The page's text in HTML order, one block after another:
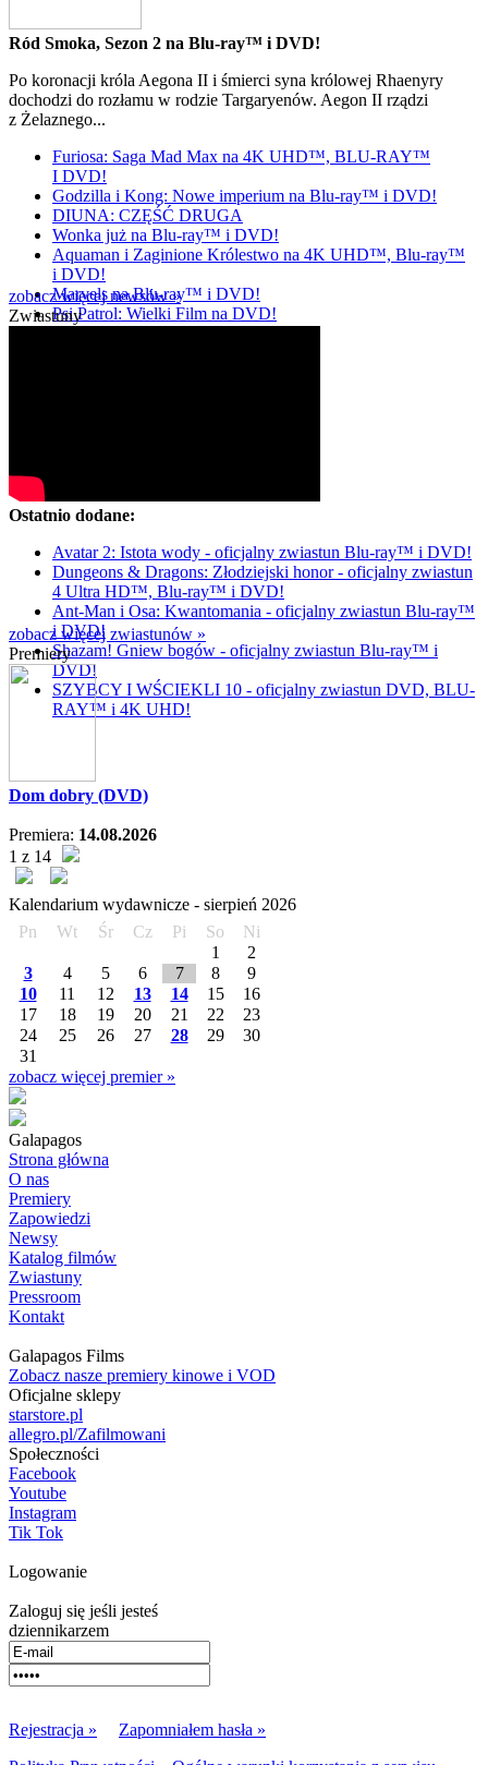
Ród Smoka, Sezon 2 na Blu-ray™ i DVD!
Po koronacji króla Aegona II i śmierci syna królowej Rhaenyry
dochodzi do rozłamu w rodzie Targaryenów. Aegon II rządzi
z Żelaznego...
Furiosa: Saga Mad Max na 4K UHD™, BLU-RAY™
I DVD!
Godzilla i Kong: Nowe imperium na Blu-ray™ i DVD!
DIUNA: CZĘŚĆ DRUGA
Wonka już na Blu-ray™ i DVD!
Aquaman i Zaginione Królestwo na 4K UHD™, Blu-ray™
i DVD!
Marvels na Blu-ray™ i DVD!
Psi Patrol: Wielki Film na DVD!
zobacz więcej newsów »
Zwiastuny
Ostatnio dodane:
Avatar 2: Istota wody - oficjalny zwiastun Blu-ray™ i DVD!
Dungeons & Dragons: Złodziejski honor - oficjalny zwiastun
4 Ultra HD™, Blu-ray™ i DVD!
Ant-Man i Osa: Kwantomania - oficjalny zwiastun Blu-ray™
i DVD!
Shazam! Gniew bogów - oficjalny zwiastun Blu-ray™ i
DVD!
SZYBCY I WŚCIEKLI 10 - oficjalny zwiastun DVD, BLU-
RAY™ i 4K UHD!
zobacz więcej zwiastunów »
Premiery
Dom dobry (DVD)
Premiera: 14.08.2026
1 z 14
Kalendarium wydawnicze - sierpień 2026
Pn
Wt Śr Cz Pi So
Ni
1
2
3
4 5 6 7 8
9
10
11 12 13 14 15
16
17
18 19 20 21 22
23
24
25 26 27 28 29
30
31
zobacz więcej premier »
Galapagos
Strona główna
O nas
Premiery
Zapowiedzi
Newsy
Katalog filmów
Zwiastuny
Pressroom
Kontakt
Galapagos Films
Zobacz nasze premiery kinowe i VOD
Oficjalne sklepy
starstore.pl
allegro.pl/Zafilmowani
Społeczności
Facebook
Youtube
Instagram
Tik Tok
Logowanie
Zaloguj się jeśli jesteś
dziennikarzem
Rejestracja »
Zapomniałem hasła »